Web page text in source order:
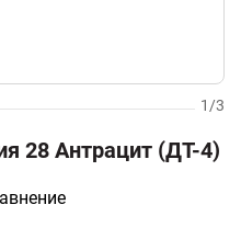
1/3
28 Антрацит (ДТ-4)